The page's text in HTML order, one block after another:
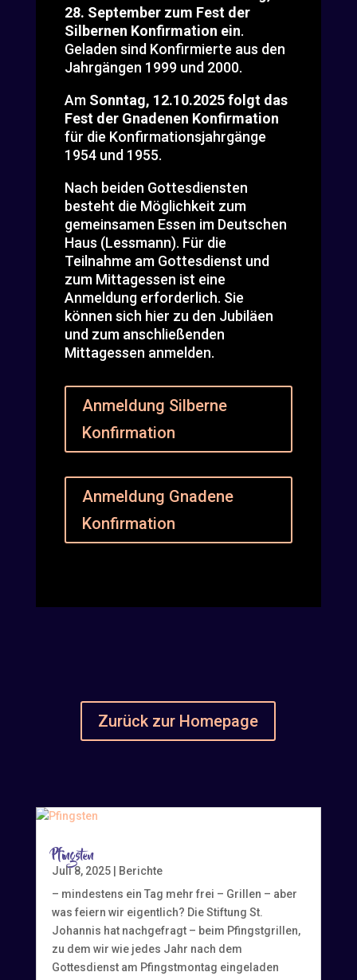
28. September zum Fest der
Silbernen Konfirmation ein.
Geladen sind Konfirmierte aus den
Jahrgängen 1999 und 2000.
Am Sonntag, 12.10.2025 folgt das
Fest der Gnadenen Konfirmation
für die Konfirmationsjahrgänge
1954 und 1955.
Nach beiden Gottesdiensten
besteht die Möglichkeit zum
gemeinsamen Essen im Deutschen
Haus (Lessmann). Für die
Teilnahme am Gottesdienst und
zum Mittagessen ist eine
Anmeldung erforderlich. Sie
können sich hier zu den Jubiläen
und zum anschließenden
Mittagessen anmelden.
Anmeldung Silberne
Konfirmation
Anmeldung Gnadene
Konfirmation
Zurück zur Homepage
Pfingsten
Juli 8, 2025|
Berichte
– mindestens ein Tag mehr frei – Grillen – aber
was feiern wir eigentlich? Die Stiftung St.
Johannis hat nachgefragt – beim Pfingstgrillen,
zu dem wir wie jedes Jahr nach dem
Gottesdienst am Pfingstmontag eingeladen